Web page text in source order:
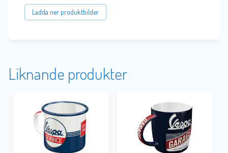
Ladda ner produktbilder
Liknande produkter